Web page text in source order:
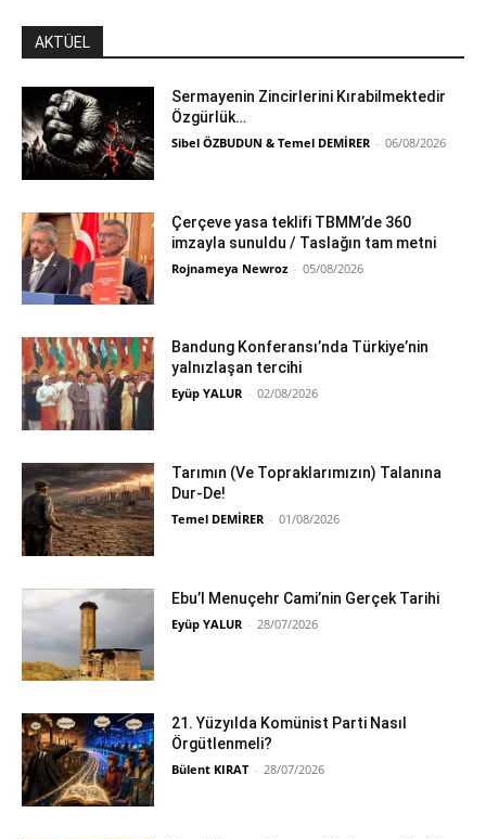
AKTÜEL
Sermayenin Zincirlerini Kırabilmektedir
Özgürlük…
Sibel ÖZBUDUN & Temel DEMİRER - 06/08/2026
Çerçeve yasa teklifi TBMM’de 360
imzayla sunuldu / Taslağın tam metni
Rojnameya Newroz - 05/08/2026
Bandung Konferansı’nda Türkiye’nin
yalnızlaşan tercihi
Eyüp YALUR - 02/08/2026
Tarımın (Ve Topraklarımızın) Talanına
Dur-De!
Temel DEMİRER - 01/08/2026
Ebu’l Menuçehr Cami’nin Gerçek Tarihi
Eyüp YALUR - 28/07/2026
21. Yüzyılda Komünist Parti Nasıl
Örgütlenmeli?
Bülent KIRAT - 28/07/2026